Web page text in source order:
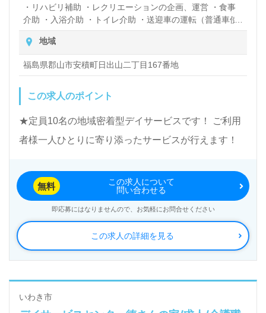
・リハビリ補助 ・レクリエーションの企画、運営 ・食事
介助 ・入浴介助 ・トイレ介助 ・送迎車の運転（普通車使
用）※運転免許のある方のみ
地域
福島県郡山市安積町日出山二丁目167番地
この求人のポイント
★定員10名の地域密着型デイサービスです！ ご利用
者様一人ひとりに寄り添ったサービスが行えます！
この求人の詳細を見る
無料
この求人について
問い合わせる
即応募にはなりませんので、お気軽にお問合せください
いわき市